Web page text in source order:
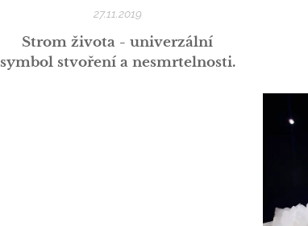
27.11.2019
Strom života - univerzální
symbol stvoření a nesmrtelnosti.